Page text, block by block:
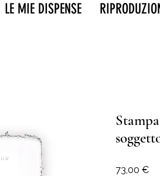
LE MIE DISPENSE
73,00 €